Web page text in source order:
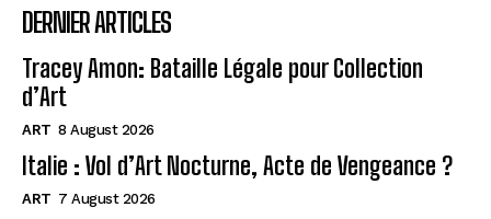
DERNIER ARTICLES
Tracey Amon: Bataille Légale pour Collection
d’Art
ART 8 August 2026
Italie : Vol d’Art Nocturne, Acte de Vengeance ?
ART 7 August 2026